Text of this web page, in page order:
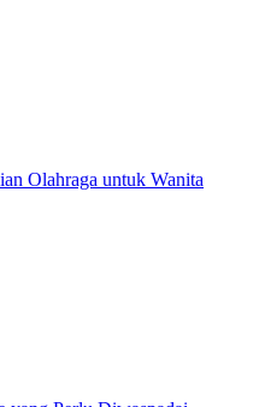
Olahraga untuk Wanita